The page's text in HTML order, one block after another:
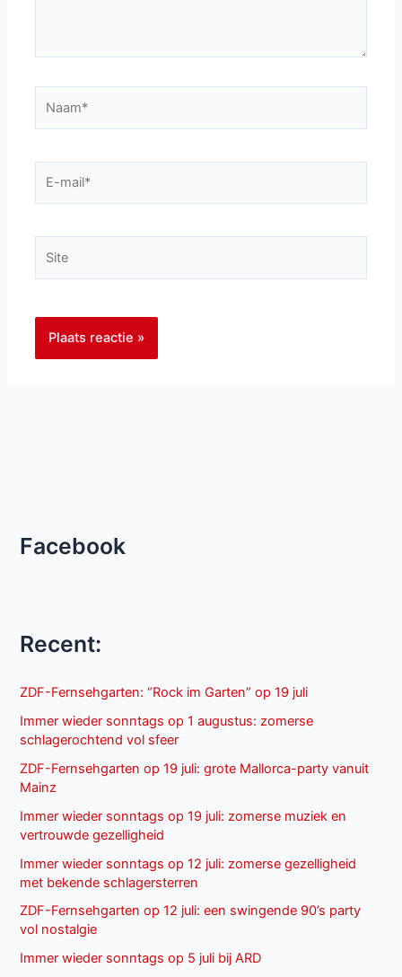
Facebook
Recent:
ZDF-Fernsehgarten: “Rock im Garten” op 19 juli
Immer wieder sonntags op 1 augustus: zomerse
schlagerochtend vol sfeer
ZDF-Fernsehgarten op 19 juli: grote Mallorca-party vanuit
Mainz
Immer wieder sonntags op 19 juli: zomerse muziek en
vertrouwde gezelligheid
Immer wieder sonntags op 12 juli: zomerse gezelligheid
met bekende schlagersterren
ZDF-Fernsehgarten op 12 juli: een swingende 90’s party
vol nostalgie
Immer wieder sonntags op 5 juli bij ARD